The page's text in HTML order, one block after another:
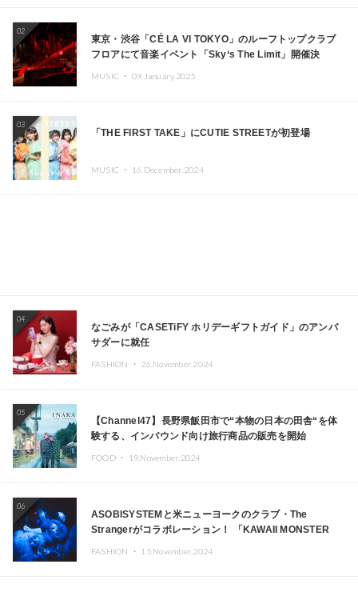
02
東京・渋谷「CÉ LA VI TOKYO」のルーフトップクラブ
フロアにて音楽イベント「Sky‘s The Limit」開催決
MUSIC ・ 09.January.2025
03
「THE FIRST TAKE」にCUTIE STREETが初登場
MUSIC ・ 16.December.2024
04
なごみが「CASETiFY ホリデーギフトガイド」のアンバ
サダーに就任
FASHION ・ 26.November.2024
05
【Channel47】長野県飯田市で“本物の日本の田舎“を体
験する、インバウンド向け旅行商品の販売を開始
FOOD ・ 19.November.2024
06
ASOBISYSTEMと米ニューヨークのクラブ・The
Strangerがコラボレーション！ 「KAWAII MONSTER
FASHION ・ 15.November.2024